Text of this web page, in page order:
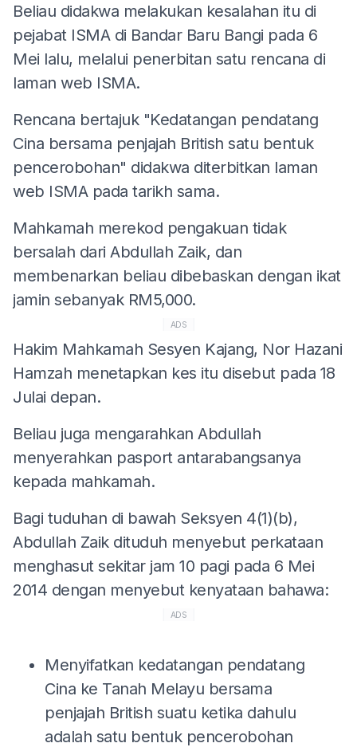
Beliau didakwa melakukan kesalahan itu di
pejabat ISMA di Bandar Baru Bangi pada 6
Mei lalu, melalui penerbitan satu rencana di
laman web ISMA.
Rencana bertajuk "Kedatangan pendatang
Cina bersama penjajah British satu bentuk
pencerobohan" didakwa diterbitkan laman
web ISMA pada tarikh sama.
Mahkamah merekod pengakuan tidak
bersalah dari Abdullah Zaik, dan
membenarkan beliau dibebaskan dengan ikat
jamin sebanyak RM5,000.
ADS
Hakim Mahkamah Sesyen Kajang, Nor Hazani
Hamzah menetapkan kes itu disebut pada 18
Julai depan.
Beliau juga mengarahkan Abdullah
menyerahkan pasport antarabangsanya
kepada mahkamah.
Bagi tuduhan di bawah Seksyen 4(1)(b),
Abdullah Zaik dituduh menyebut perkataan
menghasut sekitar jam 10 pagi pada 6 Mei
2014 dengan menyebut kenyataan bahawa:
ADS
Menyifatkan kedatangan pendatang
Cina ke Tanah Melayu bersama
penjajah British suatu ketika dahulu
adalah satu bentuk pencerobohan